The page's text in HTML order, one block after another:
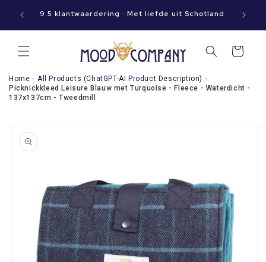
naar de
jouw 9.5 klantwaardering · Met liefde uit Schotland
Winkelwagen
Home › All Products (ChatGPT-AI Product Description) ›
Picknickkleed Leisure Blauw met Turquoise - Fleece - Waterdicht -
137x137cm - Tweedmill